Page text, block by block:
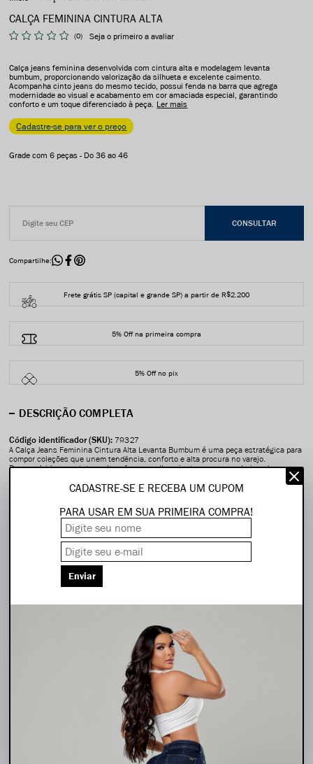
CALÇA FEMININA CINTURA ALTA
(0) Seja o primeiro a avaliar
Calça jeans feminina desenvolvida com cintura alta e modelagem levanta
bumbum, proporcionando valorização da silhueta e excelente caimento.
Acompanha cinto jeans do mesmo tecido, possui fenda na barra que agrega
modernidade ao visual e acabamento em cor amaciada especial, garantindo
conforto e um toque diferenciado à peça.
Ler mais
Cadastre-se para ver o preço
Grade com 6 peças - Do 36 ao 46
Compartilhe:
Frete grátis SP (capital e grande SP) a partir de R$2.200
5% Off na primeira compra
5% Off no pix
DESCRIÇÃO COMPLETA
Código identificador (SKU): 79327
A Calça Jeans Feminina Cintura Alta Levanta Bumbum é uma peça estratégica para
compor coleções que unem tendência, conforto e alta procura no varejo.
Desenvolvida com cintura alta, oferece melhor ajuste ao corpo, valorizando a
Sua modelagem levanta bumbum foi criada para realçar as curvas de forma
diferencial do cinto jeans que acompanha a peça agrega valor ao produto,
permitindo composições mais completas e sofisticadas.
A fenda na barra adiciona um toque moderno e atual ao design, seguindo as
principais tendências da moda feminina e tornando a peça ainda mais versátil para
diferentes ocasiões. O acabamento em cor amaciada especial proporciona um
visual elegante e contemporâneo, além de garantir toque macio e maior conforto
aceitação comercial, alta versatilidade e forte apelo de venda.
CADASTRE-SE E RECEBA UM CUPOM
PARA USAR EM SUA PRIMEIRA COMPRA!
Enviar